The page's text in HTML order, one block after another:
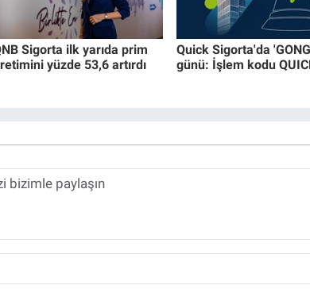
Sigorta ilk yarıda prim
yüzde 53,6 artırdı
Quick Sigorta'da
günü: İşlem kodu